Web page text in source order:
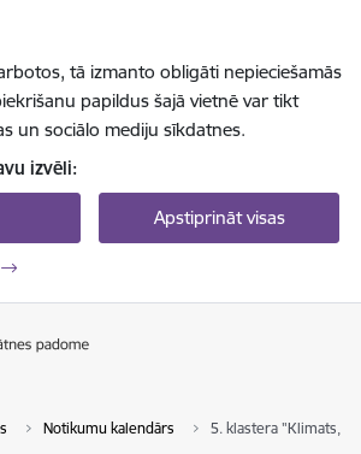
tā izmanto obligāti nepieciešamās
papildus šajā vietnē var tikt
un sociālo mediju sīkdatnes.
izvēli:
Apstiprināt visas
Notikumu kalendārs 5. klastera "Klimats,